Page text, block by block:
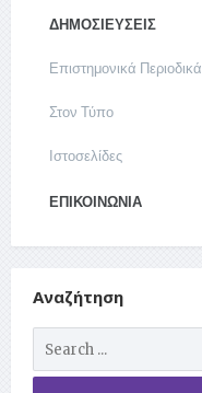
ΔΗΜΟΣΙΕΥΣΕΙΣ
Επιστημονικά Περιοδικά
Στον Τύπο
Ιστοσελίδες
ΕΠΙΚΟΙΝΩΝΊΑ
Αναζήτηση